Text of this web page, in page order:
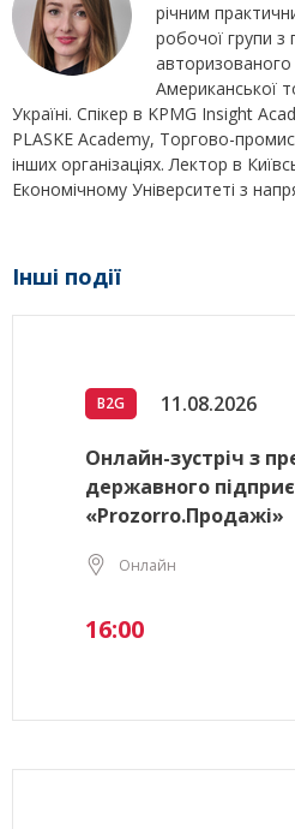
річним
робочої групи з
Американської
Україні. Спікер в KPMG Insight
PLASKE Academy, Торгово-
інших організаціях. Лектор в
Економічному Університеті з
Інші події
B2G 11.08.2026
Онлайн-зустріч з
державного
«Prozorro.Продажі»
Онлайн
16:00